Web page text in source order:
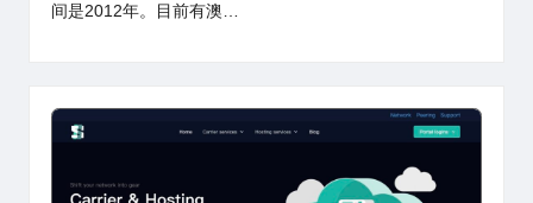
间是2012年。目前有澳…